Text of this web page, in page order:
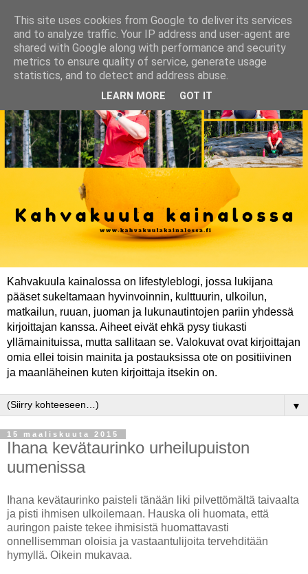
Kahvakuula kainalossa on lifestyleblogi, jossa lukijana
pääset sukeltamaan hyvinvoinnin, kulttuurin, ulkoilun,
matkailun, ruuan, juoman ja lukunautintojen pariin yhdessä
kirjoittajan kanssa. Aiheet eivät ehkä pysy tiukasti
yllämainituissa, mutta sallitaan se. Valokuvat ovat kirjoittajan
omia ellei toisin mainita ja postauksissa ote on positiivinen
ja maanläheinen kuten kirjoittaja itsekin on.
▼
15 maaliskuuta 2015
Ihana kevätaurinko urheilupuiston
uumenissa
Ihana kevätaurinko paisteli tänään liki pilvettömältä taivaalta
ja pisti ihmisen ulkoilemaan. Hauska oli huomata, että
auringon paiste tekee ihmisistä huomattavasti
onnellisemman oloisia ja vastaantulijoita tervehditään
hymyllä. Oikein mukavaa.
This site uses cookies from Google to deliver its services
and to analyze traffic. Your IP address and user-agent are
shared with Google along with performance and security
metrics to ensure quality of service, generate usage
statistics, and to detect and address abuse.
LEARN MORE GOT IT